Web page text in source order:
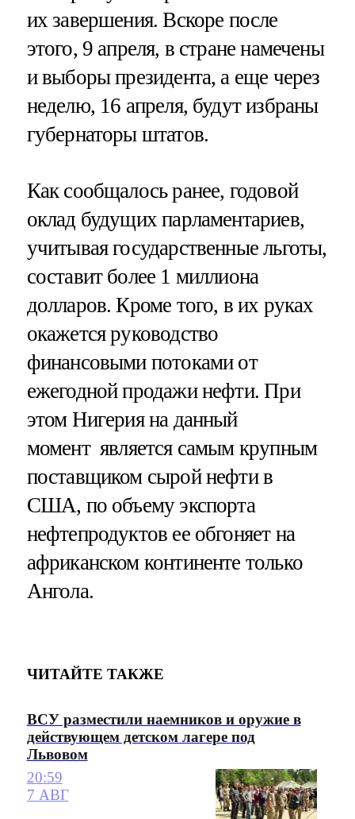
их завершения. Вскоре после
этого, 9 апреля, в стране намечены
и выборы президента, а еще через
неделю, 16 апреля, будут избраны
губернаторы штатов.
Как сообщалось ранее, годовой
оклад будущих парламентариев,
учитывая государственные льготы,
составит более 1 миллиона
долларов. Кроме того, в их руках
окажется руководство
финансовыми потоками от
ежегодной продажи нефти. При
этом Нигерия на данный
момент является самым крупным
поставщиком сырой нефти в
США, по объему экспорта
нефтепродуктов ее обгоняет на
африканском континенте только
Ангола.
ЧИТАЙТЕ ТАКЖЕ
ВСУ разместили наемников и оружие в
действующем детском лагере под
Львовом
20:59
7 АВГ